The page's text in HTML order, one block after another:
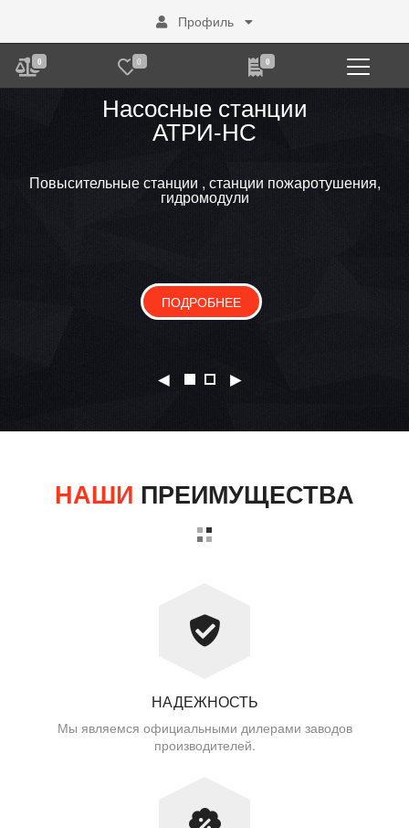
Профиль
0 0 0
Насосные станции
АТРИ-НС
Повысительные станции , станции пожаротушения,
гидромодули
ПОДРОБНЕЕ
Блочные тепловые пункты
АТРИ-БТП
◄ ►
НАШИ ПРЕИМУЩЕСТВА
НАДЕЖНОСТЬ
Мы являемся официальными дилерами заводов
производителей.